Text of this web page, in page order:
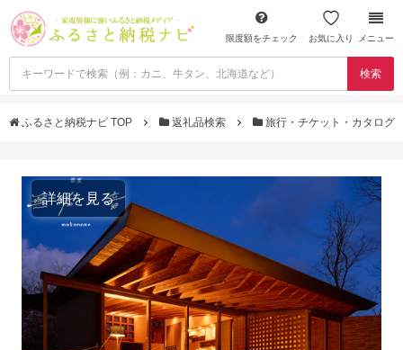
限度額をチェック お気に入り メニュー
検索
ふるさと納税ナビ TOP 返礼品検索 旅行・チケット・カタログ
詳細を見る